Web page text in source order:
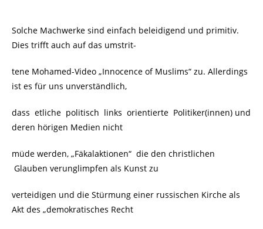
Solche Machwerke sind einfach beleidigend und primitiv.
Dies trifft auch auf das umstrit-
tene Mohamed-Video „Innocence of Muslims“ zu. Allerdings
ist es für uns unverständlich,
dass etliche politisch links orientierte Politiker(innen) und
deren hörigen Medien nicht
müde werden, „Fäkalaktionen“ die den christlichen
Glauben verunglimpfen als Kunst zu
verteidigen und die Stürmung einer russischen Kirche als
Akt des „demokratisches Recht